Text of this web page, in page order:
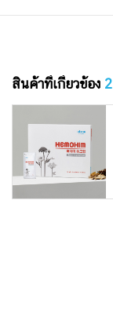
สินค้าที่เกี่ยวข้อง 2